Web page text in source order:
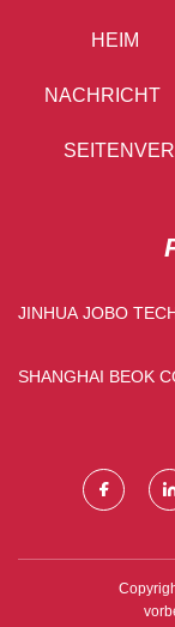
HEIM
NACHRICHT
JINHUA JOBO TECHNOLOGIE
SHANGHAI BEOK